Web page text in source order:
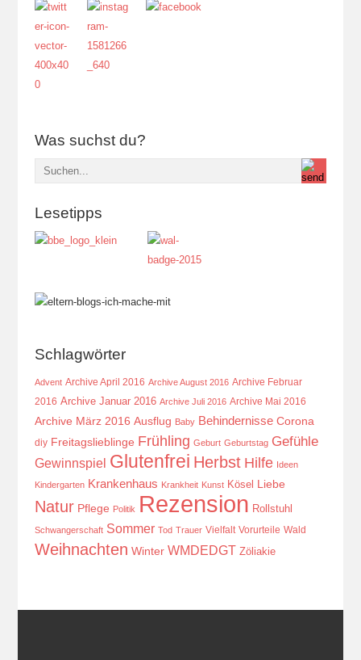
Was suchst du?
Lesetipps
Schlagwörter
Advent Archive April 2016 Archive August 2016 Archive Februar
2016 Archive Januar 2016 Archive Juli 2016 Archive Mai 2016
Archive März 2016 Ausflug Baby Behindernisse Corona
diy Freitagslieblinge Frühling Geburt Geburtstag Gefühle
Gewinnspiel Glutenfrei Herbst Hilfe Ideen
Kindergarten Krankenhaus Krankheit Kunst Kösel Liebe
Natur Pflege Politik Rezension Rollstuhl
Schwangerschaft Sommer Tod Trauer Vielfalt Vorurteile Wald
Weihnachten Winter WMDEDGT Zöliakie